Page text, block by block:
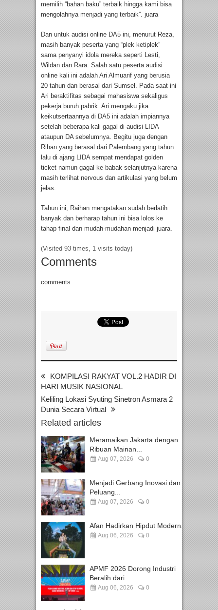
memilih “bahan baku” terbaik hingga kami bisa
mengolahnya menjadi yang terbaik”. juara
Dan untuk audisi online DA5 ini, menurut Reza,
masih banyak peserta yang “plek ketiplek”
sama penyanyi idola mereka seperti Lesti,
Wildan dan Rara. Salah satu peserta audisi
online kali ini adalah Ari Almuarif yang berusia
20 tahun dan berasal dari Sumsel. Pada saat ini
Ari beraktifitas sebagai mahasiswa sekaligus
pekerja buruh pabrik. Ari mengaku jika
keikutsertaannya di DA5 ini adalah impiannya
setelah beberapa kali gagal di audisi LIDA
ataupun DA sebelumnya. Begitu juga dengan
Rihan yang berasal dari Palembang yang tahun
lalu di ajang LIDA sempat mendapat golden
ticket namun gagal ke babak selanjutnya karena
masih terlihat nervous dan artikulasi yang belum
jelas.
Tahun ini, Raihan mengatakan sudah berlatih
banyak dan berharap tahun ini bisa lolos ke
tahap final dan mudah-mudahan menjadi juara.
(Visited 93 times, 1 visits today)
Comments
comments
KOMPILASI RAKYAT VOL.2 HADIR DI
HARI MUSIK NASIONAL
Keliling Lokasi Syuting Sinetron Asmara 2
Dunia Secara Virtual
Related articles
Meramaikan Jakarta dengan
Ribuan Mainan...
Aug 07, 2026 0
Menjadi Gerbang Inovasi dan
Peluang...
Aug 07, 2026 0
Afan Hadirkan Hipdut Modern...
Aug 06, 2026 0
APMF 2026 Dorong Industri
Beralih dari...
Aug 06, 2026 0